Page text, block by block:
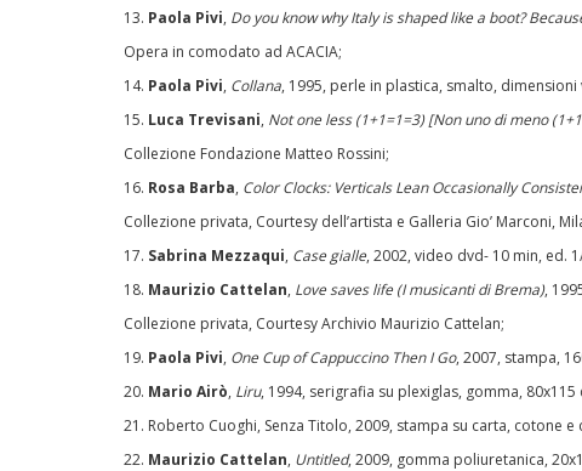
13. Paola Pivi, Do you know why Italy is shaped like a boot?
Opera in comodato ad ACACIA;
14. Paola Pivi, Collana, 1995, perle in plastica, smalto,
15. Luca Trevisani, Not one less (1+1=1=3) [Non uno di meno
Collezione Fondazione Matteo Rossini;
16. Rosa Barba, Color Clocks: Verticals Lean Occasionally
Collezione privata, Courtesy dell’artista e Galleria Gio’ Marconi,
17. Sabrina Mezzaqui, Case gialle, 2002, video dvd- 10 min, ed.
18. Maurizio Cattelan, Love saves life (I musicanti di Brema),
Collezione privata, Courtesy Archivio Maurizio Cattelan;
19. Paola Pivi, One Cup of Cappuccino Then I Go, 2007, stampa,
20. Mario Airò, Liru, 1994, serigrafia su plexiglas, gomma,
21. Roberto Cuoghi, Senza Titolo, 2009, stampa su carta, cotone e
22. Maurizio Cattelan, Untitled, 2009, gomma poliuretanica,